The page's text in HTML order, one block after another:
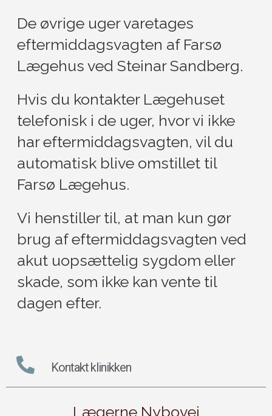
De øvrige uger varetages
eftermiddagsvagten af Farsø
Lægehus ved Steinar Sandberg.
Hvis du kontakter Lægehuset
telefonisk i de uger, hvor vi ikke
har eftermiddagsvagten, vil du
automatisk blive omstillet til
Farsø Lægehus.
Vi henstiller til, at man kun gør
brug af eftermiddagsvagten ved
akut uopsættelig sygdom eller
skade, som ikke kan vente til
dagen efter.
Kontakt klinikken
Lægerne Nybovej